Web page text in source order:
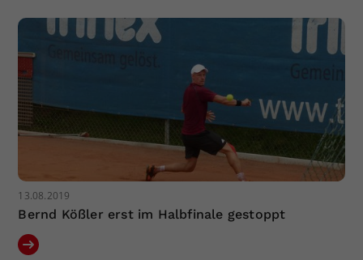
13.08.2019
Bernd Kößler erst im Halbfinale gestoppt